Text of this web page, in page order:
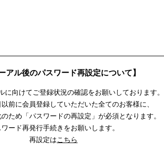
アル後のパスワード再設定について】
に向けてご登録状況の確認をお願いしております。
前に会員登録していただいた全てのお客様に、
ため「パスワードの再設定」が必須となります。
ード再発行手続きをお願いします。
再設定はこちら